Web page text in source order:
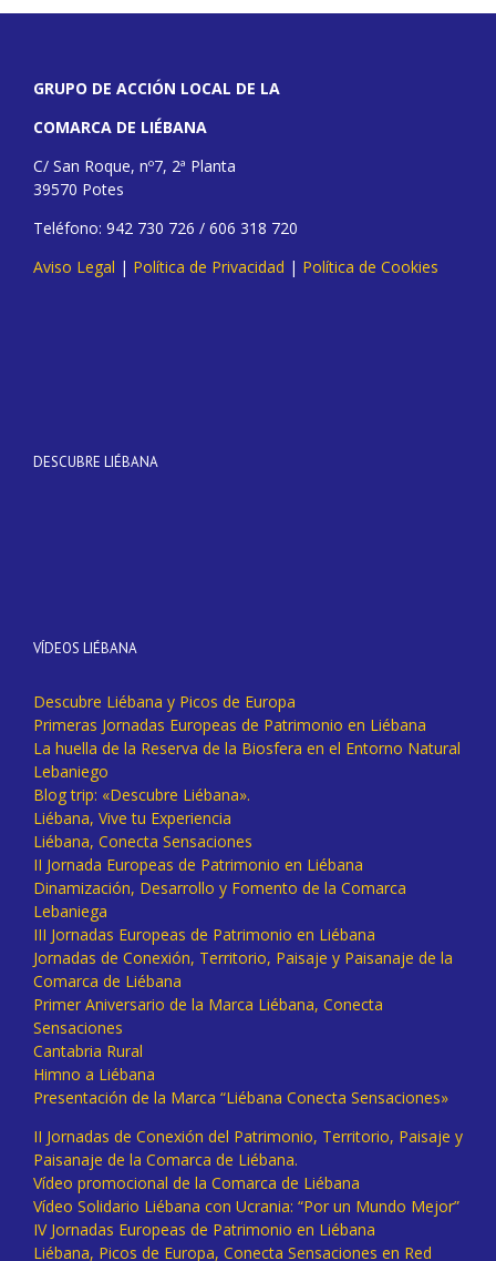
GRUPO DE ACCIÓN LOCAL DE LA
COMARCA DE LIÉBANA
C/ San Roque, nº7, 2ª Planta
39570 Potes
Teléfono: 942 730 726 / 606 318 720
Aviso Legal | Política de Privacidad | Política de Cookies
DESCUBRE LIÉBANA
VÍDEOS LIÉBANA
Descubre Liébana y Picos de Europa
Primeras Jornadas Europeas de Patrimonio en Liébana
La huella de la Reserva de la Biosfera en el Entorno Natural
Lebaniego
Blog trip: «Descubre Liébana».
Liébana, Vive tu Experiencia
Liébana, Conecta Sensaciones
II Jornada Europeas de Patrimonio en Liébana
Dinamización, Desarrollo y Fomento de la Comarca
Lebaniega
III Jornadas Europeas de Patrimonio en Liébana
Jornadas de Conexión, Territorio, Paisaje y Paisanaje de la
Comarca de Liébana
Primer Aniversario de la Marca Liébana, Conecta
Sensaciones
Cantabria Rural
Himno a Liébana
Presentación de la Marca “Liébana Conecta Sensaciones»
II Jornadas de Conexión del Patrimonio, Territorio, Paisaje y
Paisanaje de la Comarca de Liébana.
Vídeo promocional de la Comarca de Liébana
Vídeo Solidario Liébana con Ucrania: “Por un Mundo Mejor”
IV Jornadas Europeas de Patrimonio en Liébana
Liébana, Picos de Europa, Conecta Sensaciones en Red